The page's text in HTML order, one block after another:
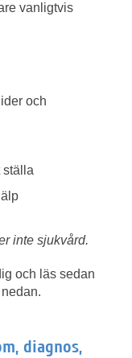
vanligtvis
och
ställa
inte sjukvård.
och läs sedan
diagnos,